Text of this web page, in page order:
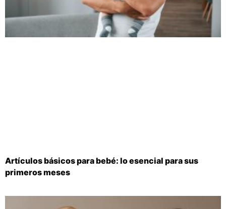
Artículos básicos para bebé: lo esencial para sus
primeros meses